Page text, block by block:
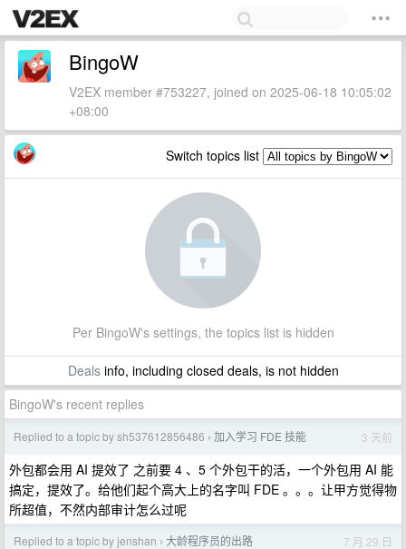
BingoW
V2EX member #753227, joined on 2025-06-18 10:05:02
+08:00
Switch topics list
Per BingoW's settings, the topics list is hidden
Dealsinfo, including closed deals, is not hidden
BingoW's recent replies
Replied to a topic by sh537612856486 › 加入学习 FDE 技能 3 天前
外包都会用 AI 提效了 之前要 4 、5 个外包干的活，一个外包用 AI 能
搞定，提效了。给他们起个高大上的名字叫 FDE 。。。让甲方觉得物
所超值，不然内部审计怎么过呢
Replied to a topic by jenshan › 大龄程序员的出路 7 月 29 日